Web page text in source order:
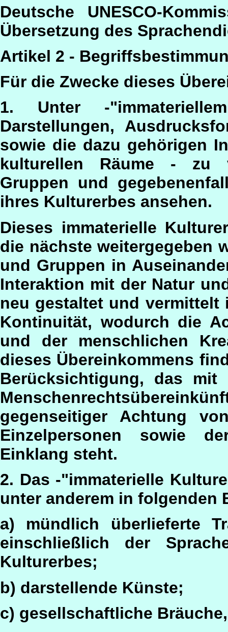
Deutsche UNESCO-
Übersetzung des
Artikel 2 -
Für die Zwecke dieses
1. Unter -
Darstellungen,
sowie die dazu gehörigen
kulturellen Räume - zu
Gruppen und
ihres Kulturerbes ansehen.
Dieses immaterielle
die nächste weitergegeben
und Gruppen in
Interaktion mit der Natur
neu gestaltet und
Kontinuität, wodurch die
und der menschlichen
dieses Übereinkommens
Berücksichtigung, das mit
gegenseitiger Achtung
Einzelpersonen sowie
Einklang steht.
2. Das -"immaterielle
unter anderem in folgenden
a) mündlich überlieferte
einschließlich der
Kulturerbes;
b) darstellende Künste;
c) gesellschaftliche